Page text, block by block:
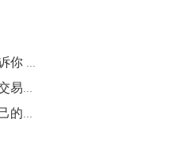
，
黄
报
高
线
黄甦：我不想冒犯诸位 但我必须告诉你 所谓程序化交易系统都是被彻底误读了
黄甦：20万小账户 如何规划自己的交易生涯 从而轻松做到以交易为生（下）
黄甦：20万的小账户 如何去规划自己的交易生涯 从而做到以交易为生（中）